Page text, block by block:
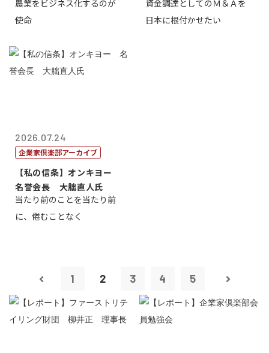
智正
農業をビジネス化するのが
使命
一
資金調達としてのＭ＆Ａを
日本に根付かせたい
2026.07.24
企業家倶楽部アーカイブ
【私の信条】オンキヨー
名誉会長 大朏直人氏
当たり前のことを当たり前
に、倦むことなく
1 2 3 4 5